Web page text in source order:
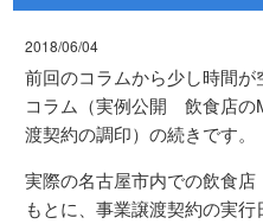
2018/06/04
前回のコラムから少し時間
コラム（実例公開 飲食店
渡契約の調印）の続きです。
実際の名古屋市内での飲食
もとに、事業譲渡契約の実